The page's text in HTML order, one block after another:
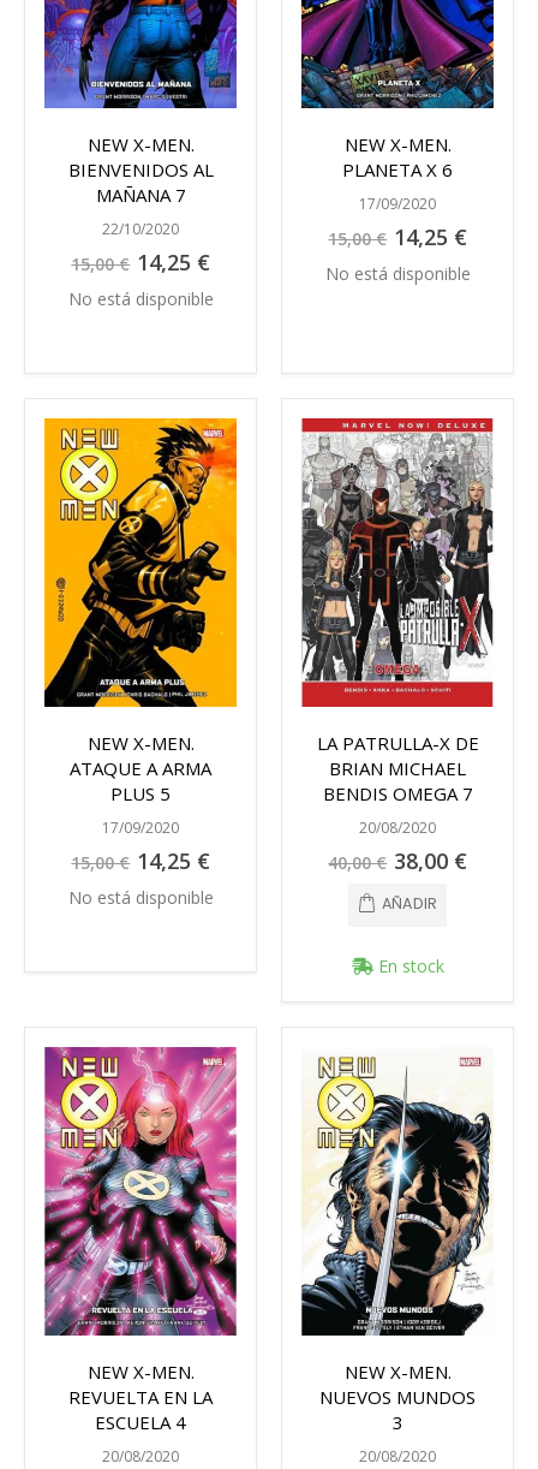
NEW X-MEN.
BIENVENIDOS AL
MAÑANA 7
22/10/2020
15,00 € Precio
especial
14,25 €
No está disponible
NEW X-MEN.
PLANETA X 6
17/09/2020
15,00 € Precio
especial
14,25 €
No está disponible
NEW X-MEN.
ATAQUE A ARMA
PLUS 5
17/09/2020
15,00 € Precio
especial
14,25 €
No está disponible
LA PATRULLA-X DE
BRIAN MICHAEL
BENDIS OMEGA 7
20/08/2020
40,00 € Precio
especial
38,00 €
AÑADIR
En stock
NEW X-MEN.
REVUELTA EN LA
ESCUELA 4
20/08/2020
NEW X-MEN.
NUEVOS MUNDOS
3
20/08/2020